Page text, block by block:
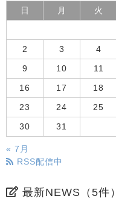
日 月 火
2 3 4
9 10 11
16 17 18
23 24 25
30 31
« 7月
RSS配信中
最新NEWS（5件）